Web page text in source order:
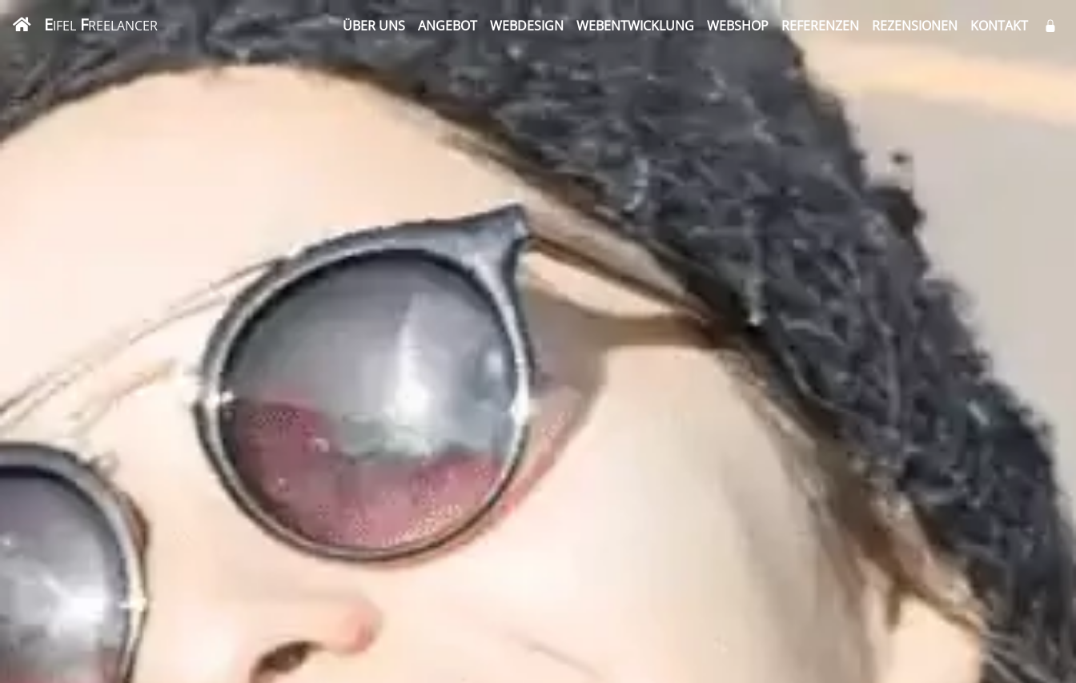
EIFEL FREELANCER ÜBER UNS ANGEBOT WEBDESIGN WEBENTWICKLUNG WEBSHOP REFERENZEN REZENSIONEN KONTAKT